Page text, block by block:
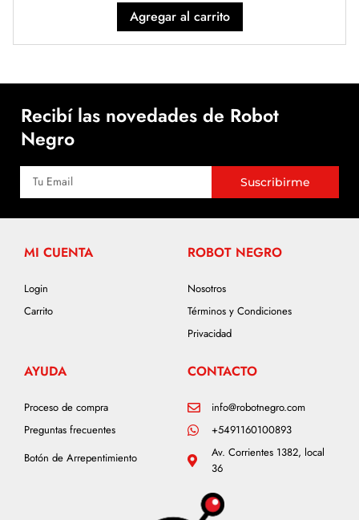
Agregar al carrito
Recibí las novedades de Robot
Negro
Suscribirme
MI CUENTA
Login
Carrito
ROBOT NEGRO
Nosotros
Términos y Condiciones
Privacidad
AYUDA
Proceso de compra
Preguntas frecuentes
Botón de Arrepentimiento
CONTACTO
info@robotnegro.com
+5491160100893
Av. Corrientes 1382, local
36